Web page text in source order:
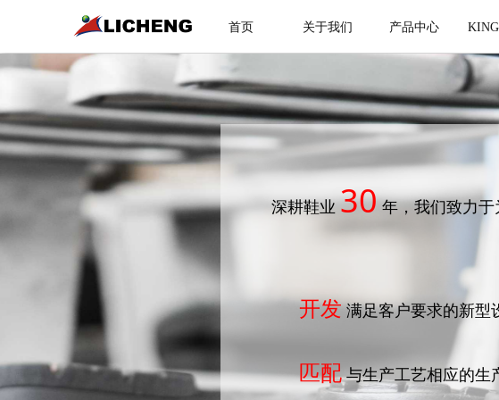
首页 关于我们 产品中心
深耕鞋业30 年，我们致力
开发 满足客户要求的新型
匹配 与生产工艺相应的生